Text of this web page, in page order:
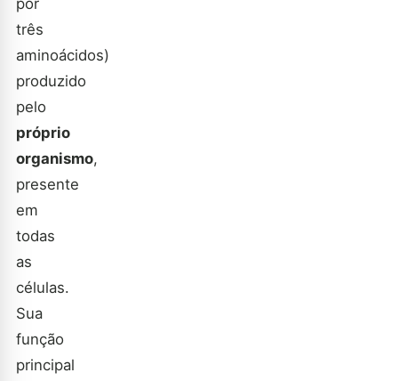
por
três
aminoácidos)
produzido
pelo
próprio
organismo,
presente
em
todas
as
células.
Sua
função
principal